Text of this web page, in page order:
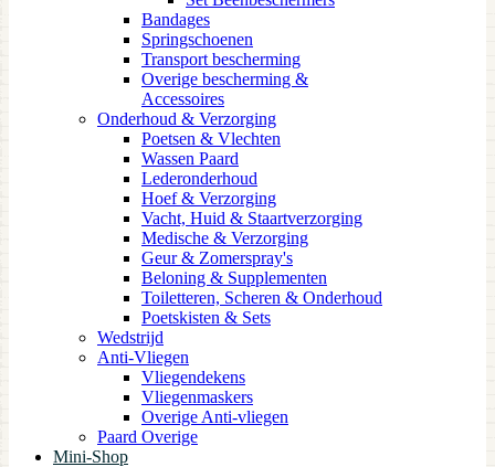
Bandages
Springschoenen
Transport bescherming
Overige bescherming &
Accessoires
Onderhoud & Verzorging
Poetsen & Vlechten
Wassen Paard
Lederonderhoud
Hoef & Verzorging
Vacht, Huid & Staartverzorging
Medische & Verzorging
Geur & Zomerspray's
Beloning & Supplementen
Toiletteren, Scheren & Onderhoud
Poetskisten & Sets
Wedstrijd
Anti-Vliegen
Vliegendekens
Vliegenmaskers
Overige Anti-vliegen
Paard Overige
Mini-Shop